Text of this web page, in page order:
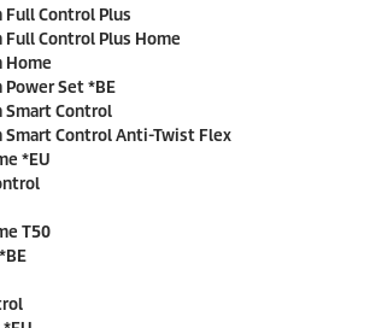
Full Control Plus
Full Control Plus Home
Home
Power Set *BE
Smart Control
Smart Control Anti-Twist Flex
*EU
T50